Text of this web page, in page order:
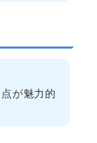
が魅力的